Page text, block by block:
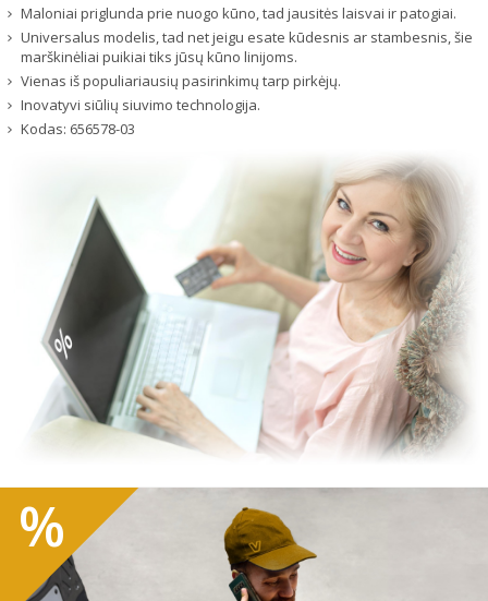
Maloniai priglunda prie nuogo kūno, tad jausitės laisvai ir patogiai.
Universalus modelis, tad net jeigu esate kūdesnis ar stambesnis, šie
marškinėliai puikiai tiks jūsų kūno linijoms.
Vienas iš populiariausių pasirinkimų tarp pirkėjų.
Inovatyvi siūlių siuvimo technologija.
Kodas: 656578-03
%